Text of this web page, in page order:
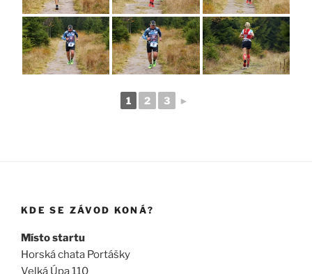
1 2 3 ►
KDE SE ZÁVOD KONÁ?
Místo startu
Horská chata Portášky
Velká Úpa 110